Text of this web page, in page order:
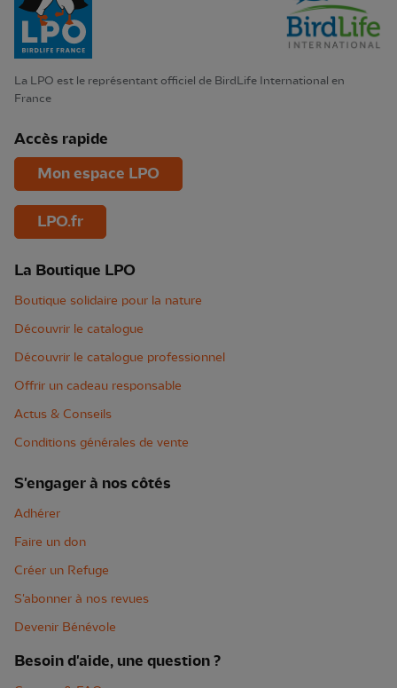
La LPO est le représentant officiel de BirdLife International en
France
Accès rapide
Mon espace LPO
LPO.fr
La Boutique LPO
Boutique solidaire pour la nature
Découvrir le catalogue
Découvrir le catalogue professionnel
Offrir un cadeau responsable
Actus & Conseils
Conditions générales de vente
S'engager à nos côtés
Adhérer
Faire un don
Créer un Refuge
S'abonner à nos revues
Devenir Bénévole
Besoin d'aide, une question ?